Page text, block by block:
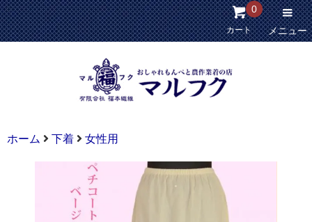
カート
0
メニュー
ホーム 下着 女性用